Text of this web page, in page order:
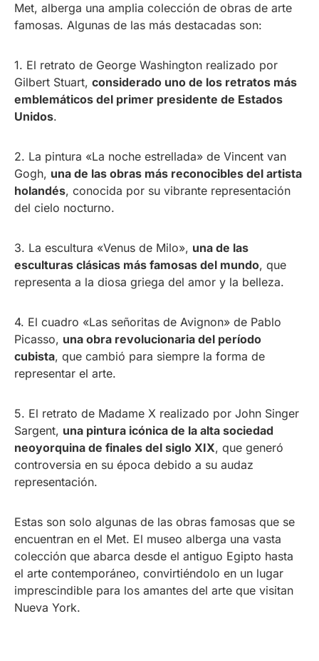
Met, alberga una amplia colección de obras de arte
famosas. Algunas de las más destacadas son:
1. El retrato de George Washington realizado por
Gilbert Stuart, considerado uno de los retratos más
emblemáticos del primer presidente de Estados
Unidos.
2. La pintura «La noche estrellada» de Vincent van
Gogh, una de las obras más reconocibles del artista
holandés, conocida por su vibrante representación
del cielo nocturno.
3. La escultura «Venus de Milo», una de las
esculturas clásicas más famosas del mundo, que
representa a la diosa griega del amor y la belleza.
4. El cuadro «Las señoritas de Avignon» de Pablo
Picasso, una obra revolucionaria del período
cubista, que cambió para siempre la forma de
representar el arte.
5. El retrato de Madame X realizado por John Singer
Sargent, una pintura icónica de la alta sociedad
neoyorquina de finales del siglo XIX, que generó
controversia en su época debido a su audaz
representación.
Estas son solo algunas de las obras famosas que se
encuentran en el Met. El museo alberga una vasta
colección que abarca desde el antiguo Egipto hasta
el arte contemporáneo, convirtiéndolo en un lugar
imprescindible para los amantes del arte que visitan
Nueva York.